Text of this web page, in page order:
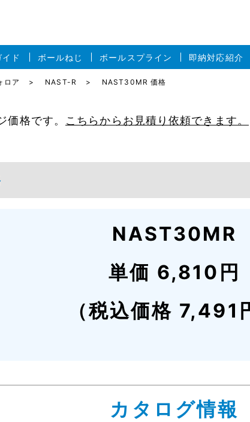
ド ボールねじ ボールスプライン 即納対応紹介
ロア NAST-R NAST30MR 価格
価格です。 こちらからお見積り依頼できます。
NAST30MR
単価 6,810円
（税込価格 7,491
カタログ情報